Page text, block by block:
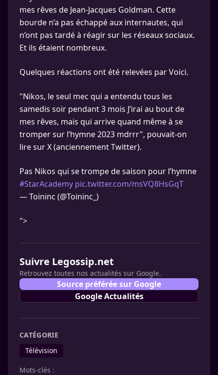
mes rêves de Jean-Jacques Goldman. Cette
bourde n’a pas échappé aux internautes, qui
n’ont pas tardé à réagir sur les réseaux sociaux.
Et ils étaient nombreux.
Quelques réactions ont été relevées par Voici.
"Nikos, le seul mec qui a entendu tous les
samedis soir pendant 3 mois J’irai au bout de
mes rêves, mais qui arrive quand même à se
tromper sur l’hymne 2023 mdrrr", pouvait-on
lire sur X (anciennement Twitter).
Pas Nikos qui se trompe de saison pour l’hymne
#StarAcademy pic.twitter.com/msVQ8HsGqT
— Toininc (@Toininc_)
">
Suivre Legossip.net
Retrouvez toutes nos actualités sur Google.
Source préférée sur Google
Google Actualités
CATÉGORIE
Télévision
Mots-clés :